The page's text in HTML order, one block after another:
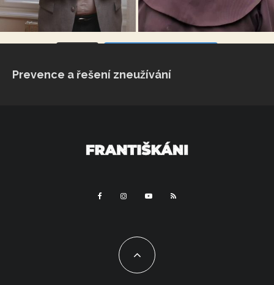
Prevence a řešení zneužívání